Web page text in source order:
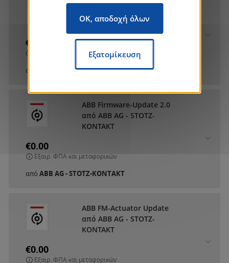
KONTAKT
€0.00
Εξαιρ. ΦΠΑ και μεταφορικών
από ABB AG - STOTZ-KONTAKT
ABB Firmware-Update 2.0
από ABB AG - STOTZ-
KONTAKT
€0.00
Εξαιρ. ΦΠΑ και μεταφορικών
από ABB AG - STOTZ-KONTAKT
ABB FM-Actuator Update
από ABB AG - STOTZ-
KONTAKT
€0.00
Εξαιρ. ΦΠΑ και μεταφορικών
OK, αποδοχή όλων
Εξατομίκευση